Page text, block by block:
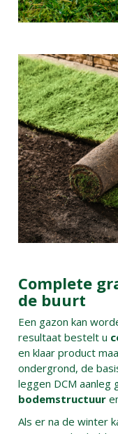
Complete
de buurt
Een gazon kan
resultaat bestelt u
en klaar product
ondergrond, de
leggen DCM
bodemstructuur
Als er na de winter